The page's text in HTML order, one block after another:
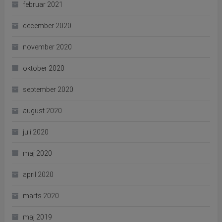
februar 2021
december 2020
november 2020
oktober 2020
september 2020
august 2020
juli 2020
maj 2020
april 2020
marts 2020
maj 2019